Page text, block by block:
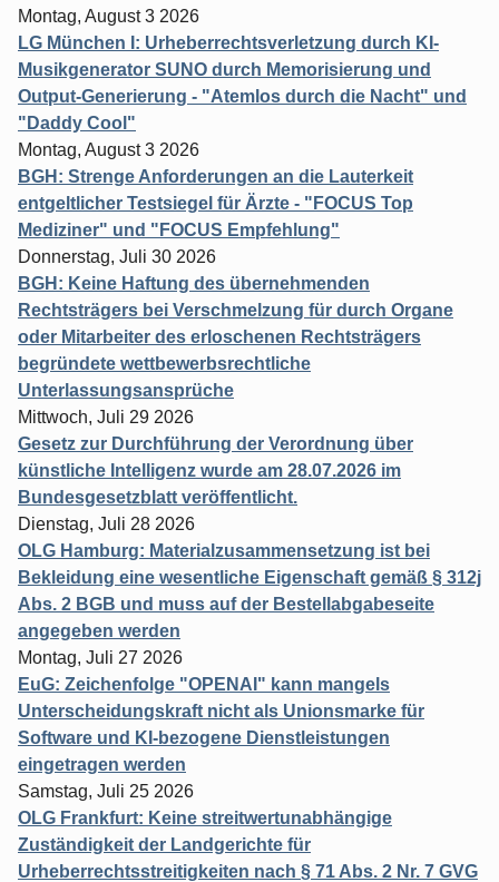
Montag, August 3 2026
LG München I: Urheberrechtsverletzung durch KI-
Musikgenerator SUNO durch Memorisierung und
Output-Generierung - "Atemlos durch die Nacht" und
"Daddy Cool"
Montag, August 3 2026
BGH: Strenge Anforderungen an die Lauterkeit
entgeltlicher Testsiegel für Ärzte - "FOCUS Top
Mediziner" und "FOCUS Empfehlung"
Donnerstag, Juli 30 2026
BGH: Keine Haftung des übernehmenden
Rechtsträgers bei Verschmelzung für durch Organe
oder Mitarbeiter des erloschenen Rechtsträgers
begründete wettbewerbsrechtliche
Unterlassungsansprüche
Mittwoch, Juli 29 2026
Gesetz zur Durchführung der Verordnung über
künstliche Intelligenz wurde am 28.07.2026 im
Bundesgesetzblatt veröffentlicht.
Dienstag, Juli 28 2026
OLG Hamburg: Materialzusammensetzung ist bei
Bekleidung eine wesentliche Eigenschaft gemäß § 312j
Abs. 2 BGB und muss auf der Bestellabgabeseite
angegeben werden
Montag, Juli 27 2026
EuG: Zeichenfolge "OPENAI" kann mangels
Unterscheidungskraft nicht als Unionsmarke für
Software und KI-bezogene Dienstleistungen
eingetragen werden
Samstag, Juli 25 2026
OLG Frankfurt: Keine streitwertunabhängige
Zuständigkeit der Landgerichte für
Urheberrechtsstreitigkeiten nach § 71 Abs. 2 Nr. 7 GVG